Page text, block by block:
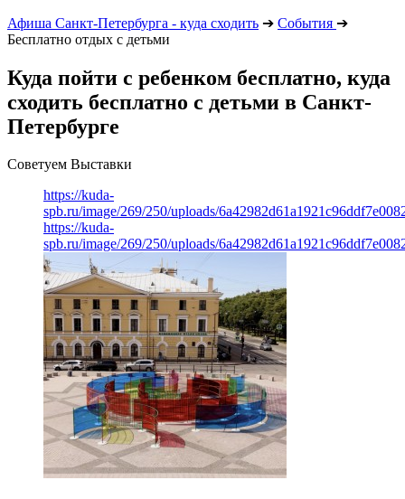
Афиша Санкт-Петербурга - куда сходить ➔ События ➔
Бесплатно отдых с детьми
Куда пойти с ребенком бесплатно, куда
сходить бесплатно с детьми в Санкт-
Петербурге
Советуем Выставки
https://kuda-
spb.ru/image/269/250/uploads/
https://kuda-
spb.ru/image/269/250/uploads/